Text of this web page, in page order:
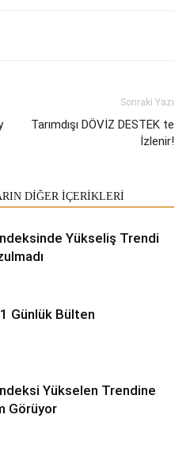
Sonraki Yazı
Tarımdışı DÖVİZ DESTEK te
İzlenir!
DİĞER İÇERİKLERİ
Yükseliş Trendi
Günlük Bülten
Yükselen Trendine
Görüyor